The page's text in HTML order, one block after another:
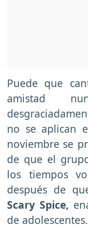
Puede que
amistad
no se aplican
noviembre se
de que el
los tiempos
después de
Scary Spice,
de adolescentes.